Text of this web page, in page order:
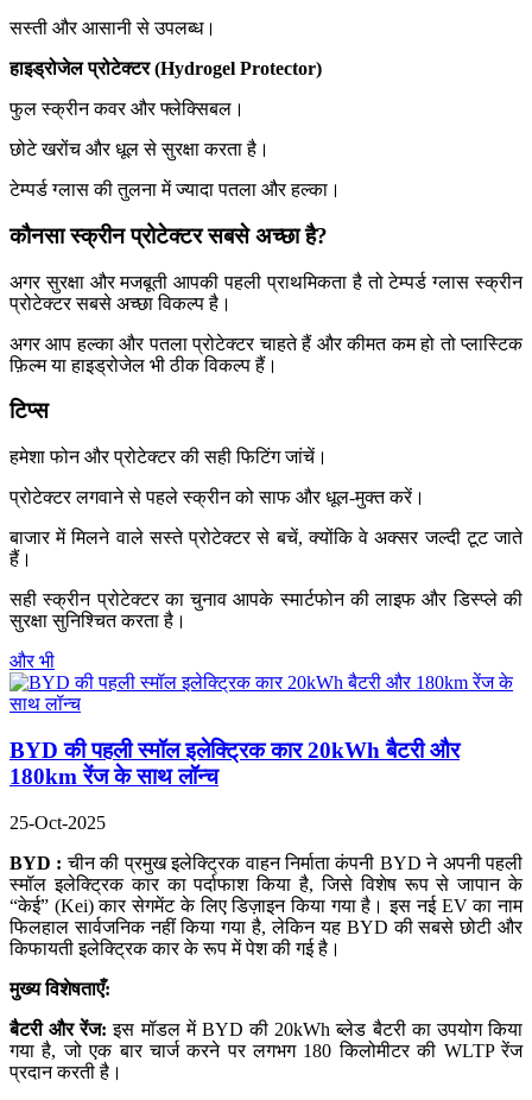
सस्ती और आसानी से उपलब्ध।
हाइड्रोजेल प्रोटेक्टर (Hydrogel Protector)
फुल स्क्रीन कवर और फ्लेक्सिबल।
छोटे खरोंच और धूल से सुरक्षा करता है।
टेम्पर्ड ग्लास की तुलना में ज्यादा पतला और हल्का।
कौनसा स्क्रीन प्रोटेक्टर सबसे अच्छा है?
अगर सुरक्षा और मजबूती आपकी पहली प्राथमिकता है तो टेम्पर्ड ग्लास स्क्रीन
प्रोटेक्टर सबसे अच्छा विकल्प है।
अगर आप हल्का और पतला प्रोटेक्टर चाहते हैं और कीमत कम हो तो प्लास्टिक
फ़िल्म या हाइड्रोजेल भी ठीक विकल्प हैं।
टिप्स
हमेशा फोन और प्रोटेक्टर की सही फिटिंग जांचें।
प्रोटेक्टर लगवाने से पहले स्क्रीन को साफ और धूल-मुक्त करें।
बाजार में मिलने वाले सस्ते प्रोटेक्टर से बचें, क्योंकि वे अक्सर जल्दी टूट जाते
हैं।
सही स्क्रीन प्रोटेक्टर का चुनाव आपके स्मार्टफोन की लाइफ और डिस्प्ले की
सुरक्षा सुनिश्चित करता है।
और भी
BYD की पहली स्मॉल इलेक्ट्रिक कार 20kWh बैटरी और
180km रेंज के साथ लॉन्च
25-Oct-2025
BYD : चीन की प्रमुख इलेक्ट्रिक वाहन निर्माता कंपनी BYD ने अपनी पहली
स्मॉल इलेक्ट्रिक कार का पर्दाफाश किया है, जिसे विशेष रूप से जापान के
“केई” (Kei) कार सेगमेंट के लिए डिज़ाइन किया गया है। इस नई EV का नाम
फिलहाल सार्वजनिक नहीं किया गया है, लेकिन यह BYD की सबसे छोटी और
किफायती इलेक्ट्रिक कार के रूप में पेश की गई है।
मुख्य विशेषताएँ:
बैटरी और रेंज: इस मॉडल में BYD की 20kWh ब्लेड बैटरी का उपयोग किया
गया है, जो एक बार चार्ज करने पर लगभग 180 किलोमीटर की WLTP रेंज
प्रदान करती है।